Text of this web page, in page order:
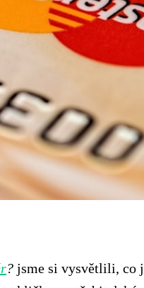
? jsme si vysvětlili, co